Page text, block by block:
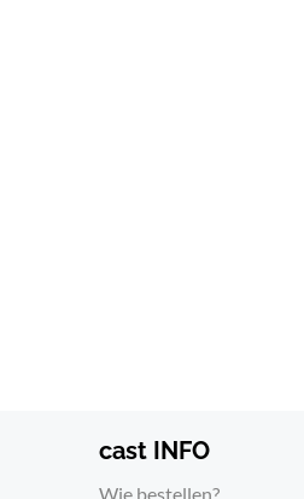
cast INFO
Wie bestellen?